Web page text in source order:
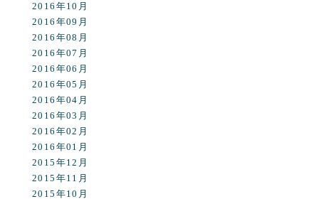
2016年10月
2016年09月
2016年08月
2016年07月
2016年06月
2016年05月
2016年04月
2016年03月
2016年02月
2016年01月
2015年12月
2015年11月
2015年10月